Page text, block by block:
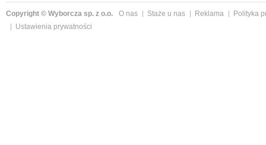
Copyright © Wyborcza sp. z o.o. O nas Staże u nas Reklama
Polityka
Ustawienia prywatności